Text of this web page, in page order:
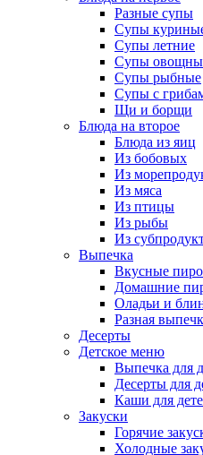
Разные супы
Супы
Супы летние
Супы
Супы рыбные
Супы с
Щи и борщи
Блюда на второе
Блюда из яиц
Из бобовых
Из
Из мяса
Из птицы
Из рыбы
Из
Выпечка
Вкусные
Домашние
Оладьи и
Разная
Десерты
Детское меню
Выпечка для
Десерты для
Каши для
Закуски
Горячие
Холодные